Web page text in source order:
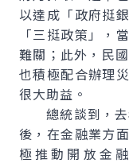
以達成「政府挺
「三挺政策」，
難關；此外，民
也積極配合辦理
很大助益。
總統談到，去
後，在金融業方
極推動開放金